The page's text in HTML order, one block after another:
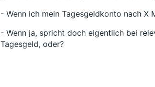
- Wenn ich mein Tagesgeldkonto nach X
- Wenn ja, spricht doch eigentlich bei
Tagesgeld, oder?